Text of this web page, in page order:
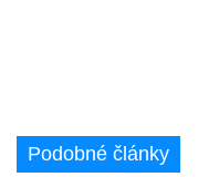
Podobné články